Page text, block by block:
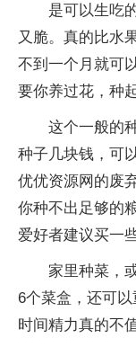
是可以生吃
又脆。真的比水
不到一个月就可
要你养过花，种
这个一般的
种子几块钱，可
优优资源网的废
你种不出足够的
爱好者建议买一
家里种菜，
6个菜盒，还可
时间精力真的不